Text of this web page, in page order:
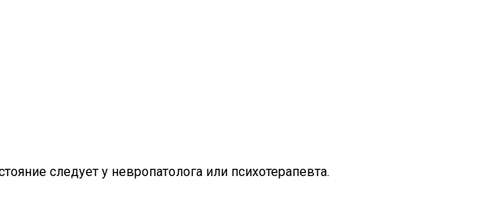
следует у невропатолога или психотерапевта.